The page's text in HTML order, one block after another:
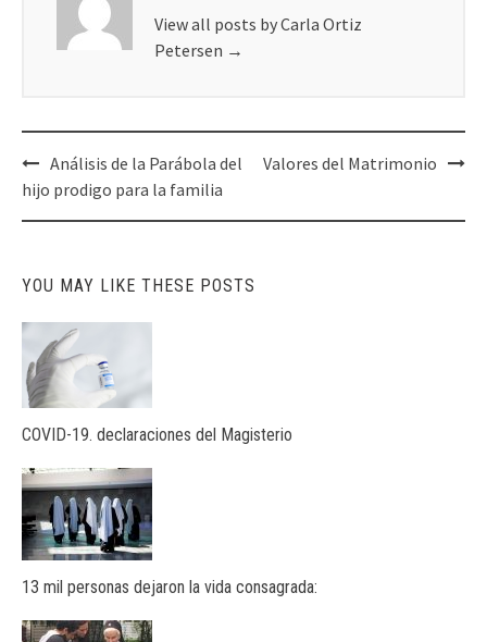
View all posts by Carla Ortiz
Petersen →
Post
navigation
Análisis de la Parábola del
hijo prodigo para la familia
Valores del Matrimonio
YOU MAY LIKE THESE POSTS
COVID-19. declaraciones del Magisterio
13 mil personas dejaron la vida consagrada: